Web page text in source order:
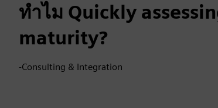
ทำไม Quickly
maturity?
-Consulting & Integration